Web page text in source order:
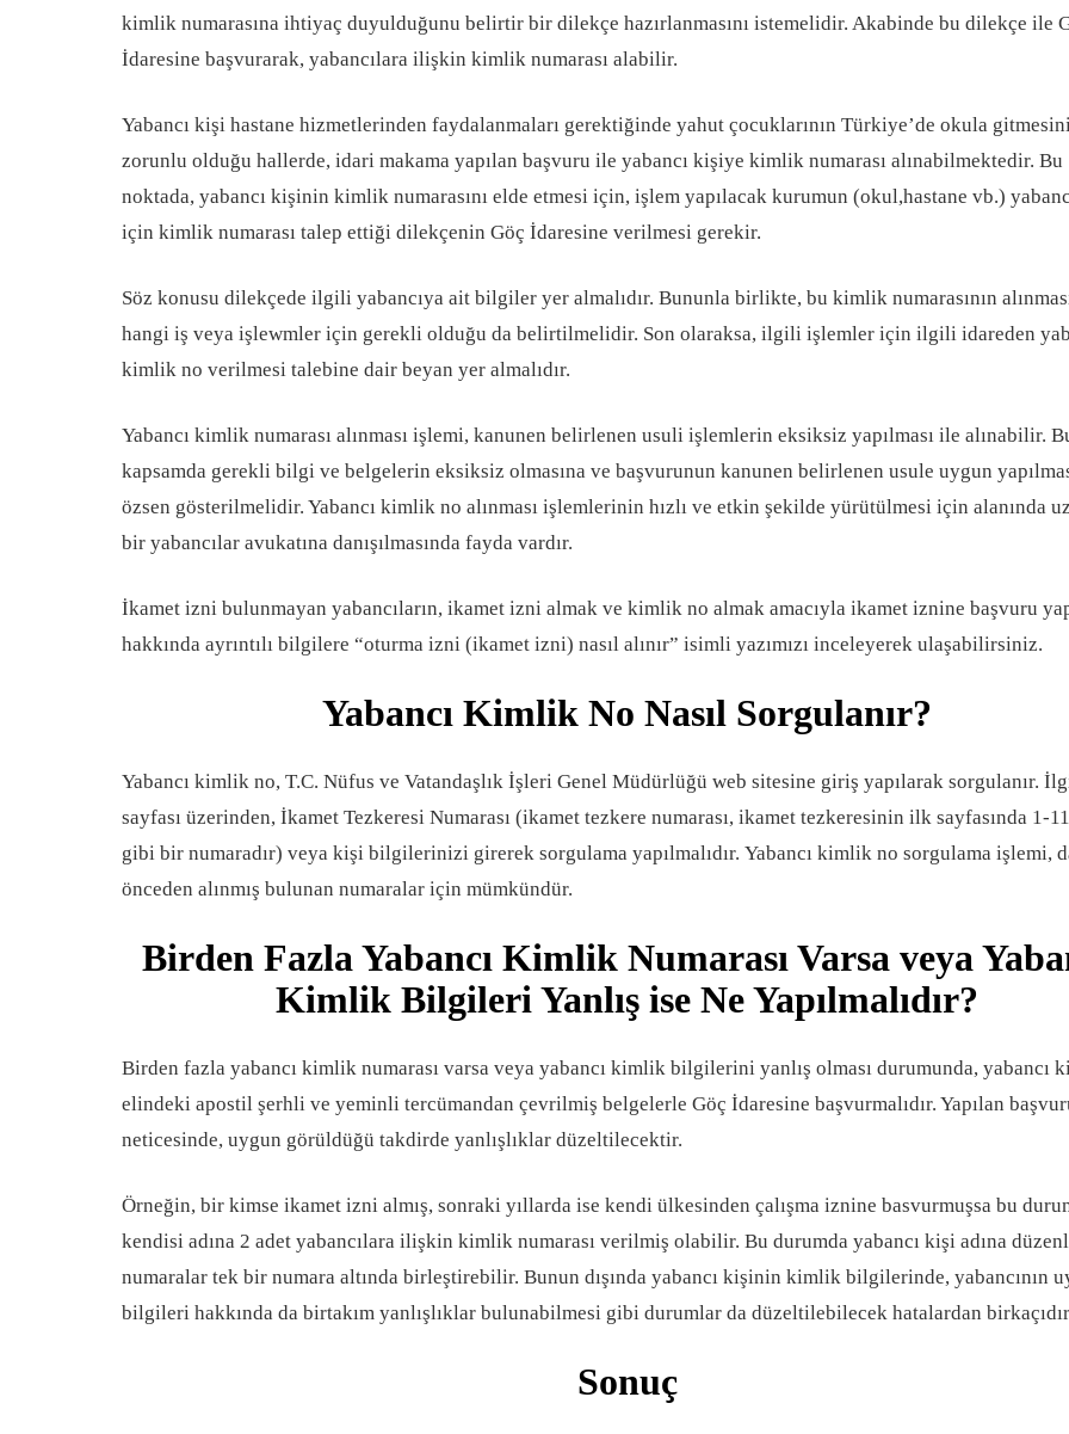
kimlik numarasına ihtiyaç duyulduğunu belirtir bir dilekçe hazırlanmasını istemelidir. Akabinde bu dilekçe ile
İdaresine başvurarak, yabancılara ilişkin kimlik numarası alabilir.
Yabancı kişi hastane hizmetlerinden faydalanmaları gerektiğinde yahut çocuklarının Türkiye’de okula
zorunlu olduğu hallerde, idari makama yapılan başvuru ile yabancı kişiye kimlik numarası alınabilmektedir. Bu
noktada, yabancı kişinin kimlik numarasını elde etmesi için, işlem yapılacak kurumun (okul,hastane vb.)
için kimlik numarası talep ettiği dilekçenin Göç İdaresine verilmesi gerekir.
Söz konusu dilekçede ilgili yabancıya ait bilgiler yer almalıdır. Bununla birlikte, bu kimlik numarasının
hangi iş veya işlewmler için gerekli olduğu da belirtilmelidir. Son olaraksa, ilgili işlemler için ilgili idareden
kimlik no verilmesi talebine dair beyan yer almalıdır.
Yabancı kimlik numarası alınması işlemi, kanunen belirlenen usuli işlemlerin eksiksiz yapılması ile alınabilir.
kapsamda gerekli bilgi ve belgelerin eksiksiz olmasına ve başvurunun kanunen belirlenen usule uygun
özsen gösterilmelidir. Yabancı kimlik no alınması işlemlerinin hızlı ve etkin şekilde yürütülmesi için alanında
bir yabancılar avukatına danışılmasında fayda vardır.
İkamet izni bulunmayan yabancıların, ikamet izni almak ve kimlik no almak amacıyla ikamet iznine başvuru
hakkında ayrıntılı bilgilere “oturma izni (ikamet izni) nasıl alınır” isimli yazımızı inceleyerek ulaşabilirsiniz.
Yabancı Kimlik No Nasıl Sorgulanır?
Yabancı kimlik no, T.C. Nüfus ve Vatandaşlık İşleri Genel Müdürlüğü web sitesine giriş yapılarak sorgulanır.
sayfası üzerinden, İkamet Tezkeresi Numarası (ikamet tezkere numarası, ikamet tezkeresinin ilk sayfasında 1-
gibi bir numaradır) veya kişi bilgilerinizi girerek sorgulama yapılmalıdır. Yabancı kimlik no sorgulama işlemi,
önceden alınmış bulunan numaralar için mümkündür.
Birden Fazla Yabancı Kimlik Numarası Varsa veya
Kimlik Bilgileri Yanlış ise Ne Yapılmalıdır?
Birden fazla yabancı kimlik numarası varsa veya yabancı kimlik bilgilerini yanlış olması durumunda, yabancı
elindeki apostil şerhli ve yeminli tercümandan çevrilmiş belgelerle Göç İdaresine başvurmalıdır. Yapılan
neticesinde, uygun görüldüğü takdirde yanlışlıklar düzeltilecektir.
Örneğin, bir kimse ikamet izni almış, sonraki yıllarda ise kendi ülkesinden çalışma iznine basvurmuşsa bu
kendisi adına 2 adet yabancılara ilişkin kimlik numarası verilmiş olabilir. Bu durumda yabancı kişi adına
numaralar tek bir numara altında birleştirebilir. Bunun dışında yabancı kişinin kimlik bilgilerinde, yabancının
bilgileri hakkında da birtakım yanlışlıklar bulunabilmesi gibi durumlar da düzeltilebilecek hatalardan
Sonuç